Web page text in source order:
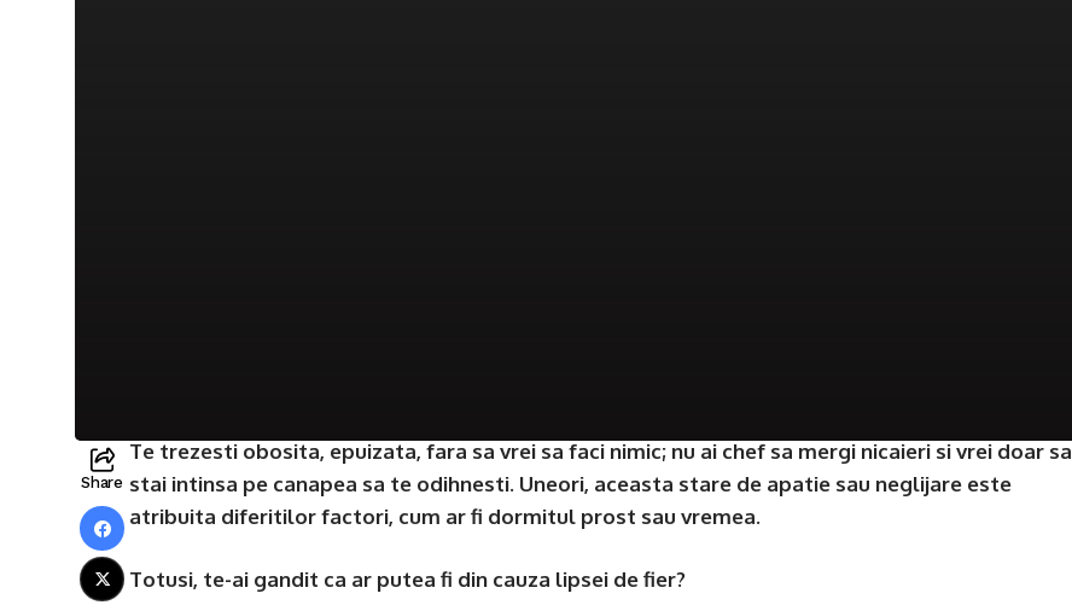
Share
Te trezesti obosita, epuizata, fara sa vrei sa faci nimic; nu ai chef sa mergi nicaieri si vrei doar sa
stai intinsa pe canapea sa te odihnesti. Uneori, aceasta stare de apatie sau neglijare este
atribuita diferitilor factori, cum ar fi dormitul prost sau vremea.
Totusi, te-ai gandit ca ar putea fi din cauza lipsei de fier?